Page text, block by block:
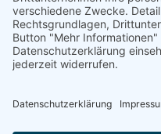
Ihr Nutzen / Ihre Vorteile
Haushalts- und Putzhilfe
Bügelservice mit H B S
Seniorenhilfe
Urlaub und Abwesenheit